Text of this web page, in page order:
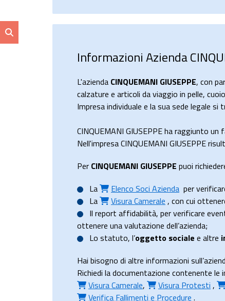
Informazioni Azienda
L'azienda CINQUEMANI GIUSEPPE, con
calzature e articoli da viaggio in pelle,
Impresa individuale e la sua sede legale
CINQUEMANI GIUSEPPE ha raggiunto
Nell'impresa CINQUEMANI GIUSEPPE
Per CINQUEMANI GIUSEPPE puoi
La
Elenco Soci Azienda per
La
Visura Camerale , con cui
Il report affidabilità, per verificare
ottenere una valutazione dell’azienda;
Lo statuto, l’oggetto sociale e altre
Hai bisogno di altre informazioni
Richiedi la documentazione contenente le
Visura Camerale, Visura Protesti ,
Verifica Fallimenti e Procedure .